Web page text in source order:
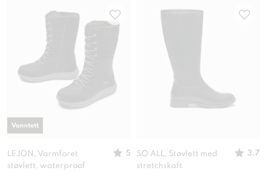
LEJON, Varmforet
støvlett, waterproof
5
Vanntett
SO ALL, Støvlett med
stretchskaft
3.7